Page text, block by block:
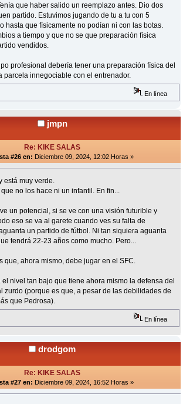
que haber salido un reemplazo antes. Dio dos
partido. Estuvimos jugando de tu a tu con 5
hasta que físicamente no podían ni con las botas.
a tiempo y que no se que preparación física
vendidos.
profesional debería tener una preparación física del
parcela innegociable con el entrenador.
En línea
jmpn
Re: KIKE SALAS
#26 en: Diciembre 09, 2024, 12:02 Horas »
está muy verde.
no los hace ni un infantil. En fin...
un potencial, si se ve con una visión futurible y
eso se va al garete cuando ves su falta de
un partido de fútbol. Ni tan siquiera aguanta
tendrá 22-23 años como mucho. Pero...
que, ahora mismo, debe jugar en el SFC.
el nivel tan bajo que tiene ahora mismo la defensa del
zurdo (porque es que, a pesar de las debilidades de
que Pedrosa).
En línea
drodgom
Re: KIKE SALAS
#27 en: Diciembre 09, 2024, 16:52 Horas »